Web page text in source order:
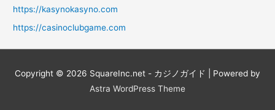
https://kasynokasyno.com
https://casinoclubgame.com
Copyright © 2026 SquareInc.net - カジノガイド
| Powered by
Astra WordPress Theme